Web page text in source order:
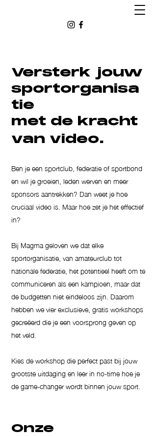
Versterk jouw
sportorganisa
tie
met de kracht
van video​.
Ben je een sportclub, federatie of sportbond
en wil je groeien, leden werven en meer
sponsors aantrekken? Dan weet je hoe
cruciaal video is. Maar hoe zet je het effectief
in?
Bij Magma geloven we dat elke
sportorganisatie, van amateurclub tot
nationale federatie, het potentieel heeft om te
communiceren als een kampioen, maar dat
de budgetten niet eindeloos zijn. Daarom
hebben we vier exclusieve, gratis workshops
gecreëerd die je een voorsprong geven op
het veld.
Kies de workshop die perfect past bij jouw
grootste uitdaging en leer in no-time hoe je
de game-changer wordt binnen jouw sport.
Onze